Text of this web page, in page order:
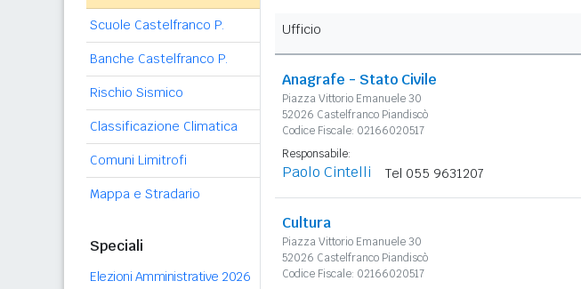
Scuole Castelfranco P.
Banche Castelfranco P.
Rischio Sismico
Classificazione Climatica
Comuni Limitrofi
Mappa e Stradario
Speciali
Elezioni Amministrative 2026
Ufficio
Anagrafe - Stato Civile
Piazza Vittorio Emanuele 30
52026 Castelfranco Piandiscò
Codice Fiscale: 02166020517
Responsabile:
Paolo Cintelli Tel 055 9631207
Cultura
Piazza Vittorio Emanuele 30
52026 Castelfranco Piandiscò
Codice Fiscale: 02166020517